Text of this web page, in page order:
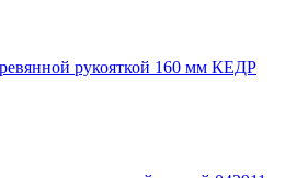
рукояткой 160 мм КЕДР